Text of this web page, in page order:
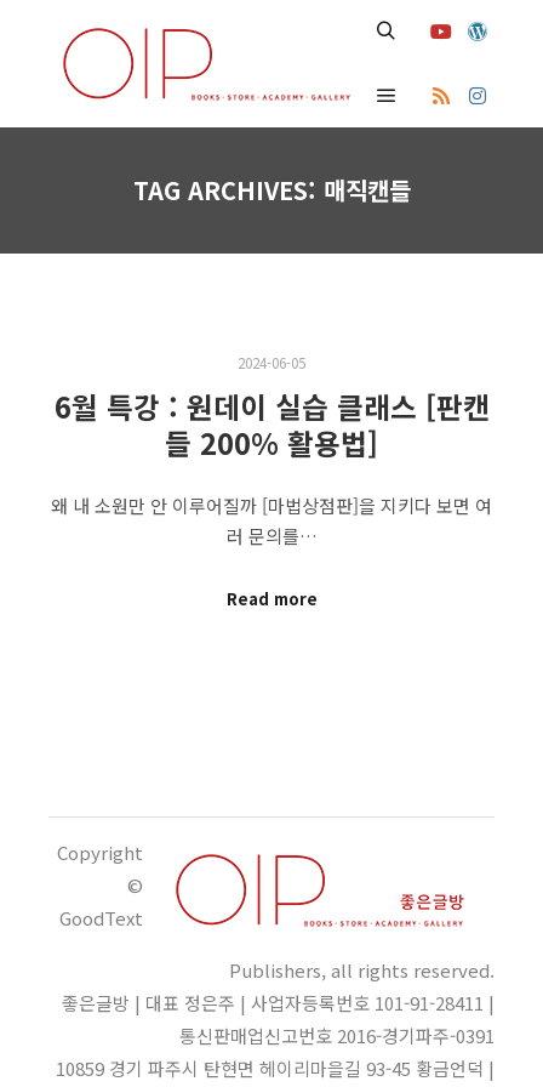
Main menu
TAG ARCHIVES: 매직캔들
2024-06-05
6월 특강 : 원데이 실습 클래스 [판캔
들 200% 활용법]
왜 내 소원만 안 이루어질까 [마법상점판]을 지키다 보면 여
러 문의를…
Read more
Copyright
©
GoodText
Publishers, all rights reserved.
좋은글방 | 대표 정은주 | 사업자등록번호 101-91-28411 |
통신판매업신고번호 2016-경기파주-0391
10859 경기 파주시 탄현면 헤이리마을길 93-45 황금언덕 |